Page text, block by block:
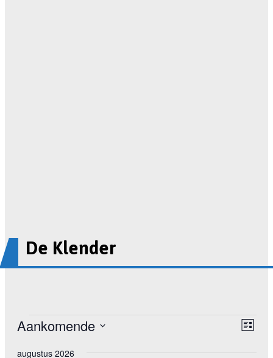
De Klender